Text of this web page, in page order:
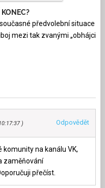
předvolební situace
mezi tak zvanými „obhájci
Odpovědět
komunity na kanálu VK,
zaměňování
přečíst.